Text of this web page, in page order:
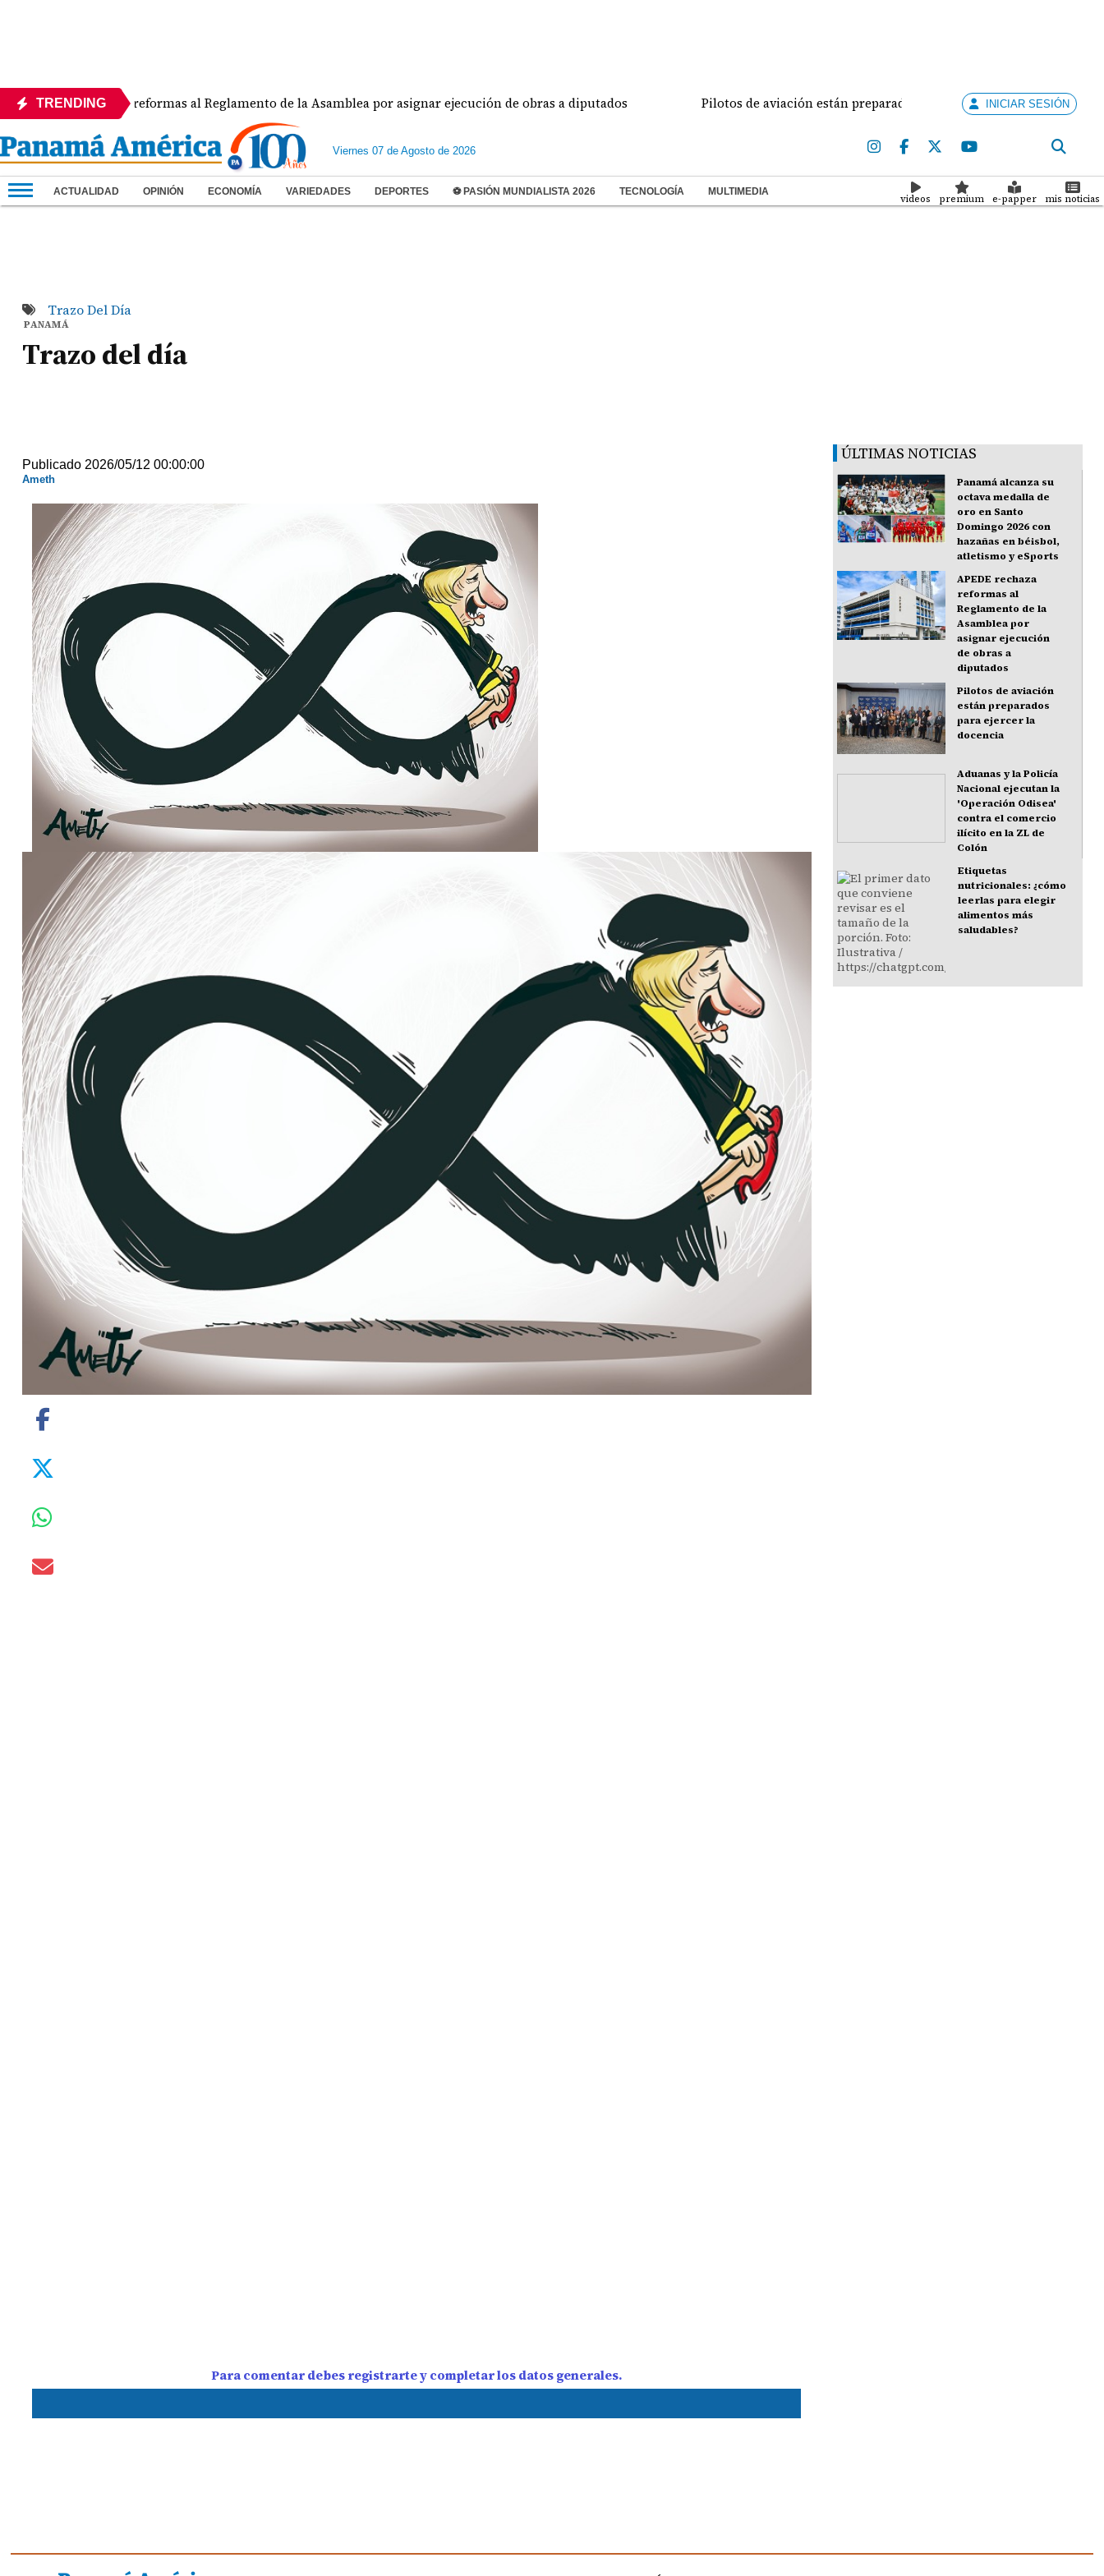
TRENDING
APEDE rechaza reformas al Reglamento de la Asamblea por asignar ejecución de obras a diputados Pilotos de aviación están preparados para ejercer la docenciaINICIAR SESIÓN
Viernes 07 de Agosto de 2026
ACTUALIDAD OPINIÓN ECONOMÍA VARIEDADES DEPORTES ⚽ PASIÓN MUNDIALISTA 2026 TECNOLOGÍA MULTIMEDIA
videos premium e-papper mis noticias
Trazo Del Día
PANAMÁ
Trazo del día
Publicado 2026/05/12 00:00:00
Ameth
Para comentar debes registrarte y completar los datos generales.
ÚLTIMAS NOTICIAS
Panamá alcanza su
octava medalla de
oro en Santo
Domingo 2026 con
hazañas en béisbol,
atletismo y eSports
APEDE rechaza
reformas al
Reglamento de la
Asamblea por
asignar ejecución
de obras a
diputados
Pilotos de aviación
están preparados
para ejercer la
docencia
Aduanas y la Policía
Nacional ejecutan la
'Operación Odisea'
contra el comercio
ilícito en la ZL de
Colón
Etiquetas
nutricionales: ¿cómo
leerlas para elegir
alimentos más
saludables?